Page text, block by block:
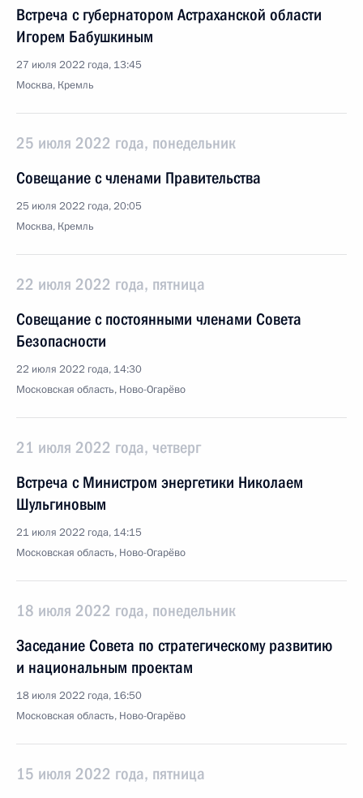
Встреча с губернатором Астраханской области
Игорем Бабушкиным
27 июля 2022 года, 13:45
Москва, Кремль
25 июля 2022 года, понедельник
Совещание с членами Правительства
25 июля 2022 года, 20:05
Москва, Кремль
22 июля 2022 года, пятница
Совещание с постоянными членами Совета
Безопасности
22 июля 2022 года, 14:30
Московская область, Ново-Огарёво
21 июля 2022 года, четверг
Встреча с Министром энергетики Николаем
Шульгиновым
21 июля 2022 года, 14:15
Московская область, Ново-Огарёво
18 июля 2022 года, понедельник
Заседание Совета по стратегическому развитию
и национальным проектам
18 июля 2022 года, 16:50
Московская область, Ново-Огарёво
15 июля 2022 года, пятница